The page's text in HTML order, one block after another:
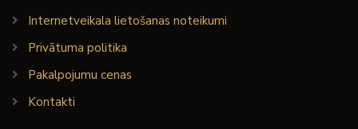
Internetveikala lietošanas noteikumi
Privātuma politika
Pakalpojumu cenas
Kontakti